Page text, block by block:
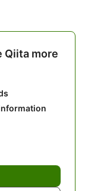
Qiita more